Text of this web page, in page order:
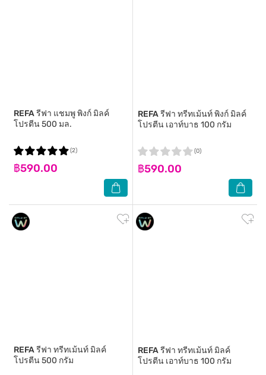
REFAรีฟา แชมพู พิงก์ มิลค์
โปรตีน 500 มล.
฿590.00
(2)
REFAรีฟา ทรีทเม้นท์ พิงก์ มิลค์
โปรตีน เอาท์บาธ 100 กรัม
฿590.00
(0)
REFAรีฟา ทรีทเม้นท์ มิลค์
โปรตีน 500 กรัม
REFAรีฟา ทรีทเม้นท์ มิลค์
โปรตีน เอาท์บาธ 100 กรัม